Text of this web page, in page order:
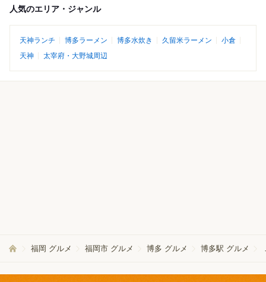
人気のエリア・ジャンル
天神ランチ 博多ラーメン 博多水炊き 久留米ラーメン
小倉
天神
太宰府・大野城周辺
福岡 グルメ 福岡市 グルメ 博多 グルメ 博多駅 グルメ